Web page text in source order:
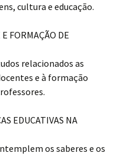
cultura e educação.
FORMAÇÃO DE
relacionados as
e à formação
EDUCATIVAS NA
os saberes e os